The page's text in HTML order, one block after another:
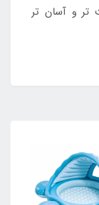
تر و آسان تر